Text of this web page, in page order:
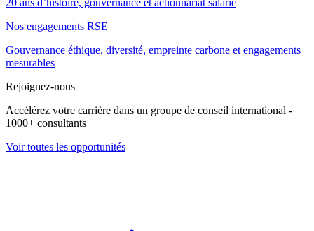
Nos engagements RSE
Gouvernance éthique, diversité, empreinte carbone et engagements
mesurables
Rejoignez-nous
Accélérez votre carrière dans un groupe de conseil international -
1000+ consultants
Voir toutes les opportunités